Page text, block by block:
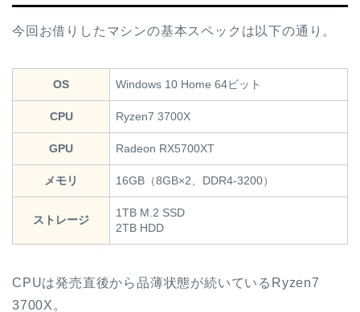
今回お借りしたマシンの基本スペックは以下の通り。
OS Windows 10 Home 64ビット
CPU Ryzen7 3700X
GPU Radeon RX5700XT
メモリ 16GB（8GB×2、DDR4-3200）
ストレージ
1TB M.2 SSD
2TB HDD
CPUは発売直後から品薄状態が続いているRyzen7
3700X。